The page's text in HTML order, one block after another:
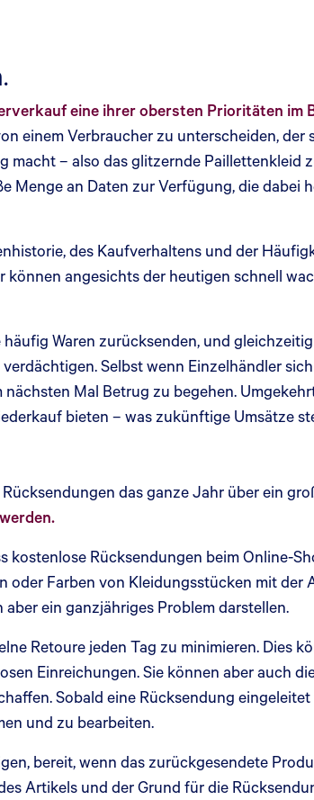
eine ihrer obersten Prioritäten im
einem Verbraucher zu unterscheiden, der
– also das glitzernde Paillettenkleid
an Daten zur Verfügung, die dabei
des Kaufverhaltens und der
angesichts der heutigen schnell
Waren zurücksenden, und
Selbst wenn Einzelhändler
Mal Betrug zu begehen.
bieten – was zukünftige Umsätze
das ganze Jahr über ein
kostenlose Rücksendungen beim Online-
oder Farben von Kleidungsstücken mit
ein ganzjähriges Problem darstellen.
Retoure jeden Tag zu minimieren. Dies
Einreichungen. Sie können aber auch
Sobald eine Rücksendung
und zu bearbeiten.
bereit, wenn das zurückgesendete
Artikels und der Grund für die